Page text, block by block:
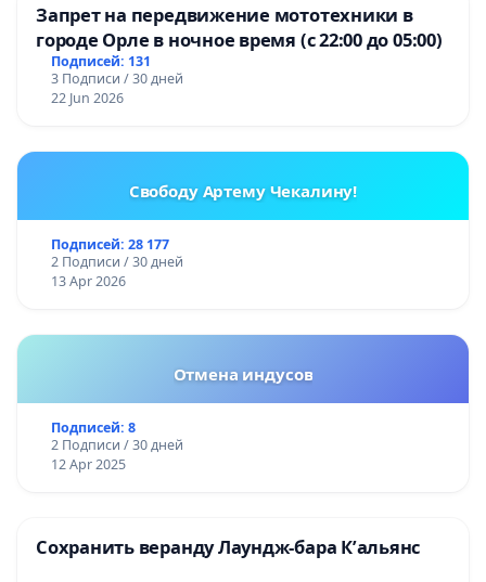
Запрет на передвижение мототехники в
городе Орле в ночное время (с 22:00 до 05:00)
Подписей: 131
3 Подписи / 30 дней
22 Jun 2026
Свободу Артему Чекалину!
Подписей: 28 177
2 Подписи / 30 дней
13 Apr 2026
Отмена индусов
Подписей: 8
2 Подписи / 30 дней
12 Apr 2025
Сохранить веранду Лаундж-бара К’альянс